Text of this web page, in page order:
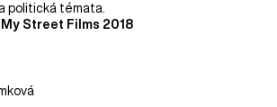
politická témata.
Street Films 2018